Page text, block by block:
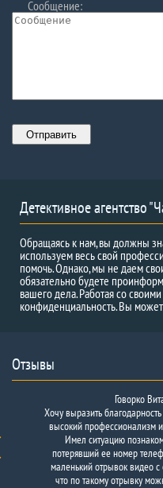
Сообщение:
Детективное агентство
Обращаясь к нам, вы должны
используем весь свой
помочь. Однако, мы не даем
обязательно будете
вашего дела. Работая со
конфиденциальность. Вы
Отзывы
Говорко
Хочу выразить
высокий профессионализм
Имел ситуацию
потерявший ее номер
маленький отрывок видео
что по такому отрывку